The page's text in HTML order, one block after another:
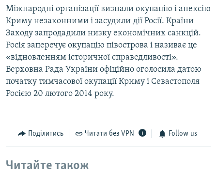
Міжнародні організації визнали окупацію і анексію
Криму незаконними і засудили дії Росії. Країни
Заходу запродадили низку економічних санкцій.
Росія заперечує окупацію півострова і називає це
«відновленням історичної справедливості».
Верховна Рада України офіційно оголосила датою
початку тимчасової окупації Криму і Севастополя
Росією 20 лютого 2014 року.
Поділитись Читати без VPN Follow us
Читайте також